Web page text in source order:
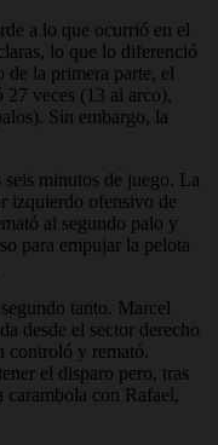
a lo que ocurrió en el
lo que lo diferenció
la primera parte, el
veces (13 al arco),
Sin embargo, la
minutos de juego. La
izquierdo ofensivo de
al segundo palo y
para empujar la pelota
tanto. Marcel
desde el sector derecho
controló y remató.
el disparo pero, tras
carambola con Rafael,